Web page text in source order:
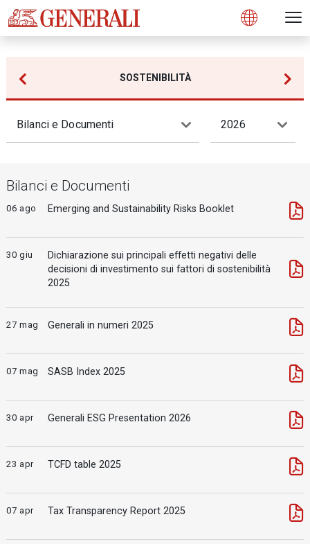
Open
SOSTENIBILITÀ
Bilanci e Documenti 2026
Bilanci e Documenti
06 ago Emerging and Sustainability Risks Booklet
30 giu
Dichiarazione sui principali effetti negativi delle
decisioni di investimento sui fattori di sostenibilità
2025
27 mag Generali in numeri 2025
07 mag SASB Index 2025
30 apr Generali ESG Presentation 2026
23 apr TCFD table 2025
07 apr Tax Transparency Report 2025